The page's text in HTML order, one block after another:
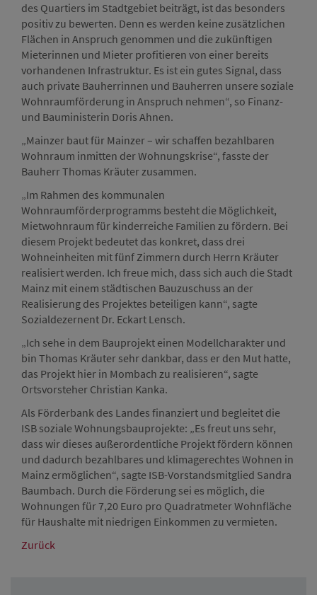
des Quartiers im Stadtgebiet beiträgt, ist das besonders
positiv zu bewerten. Denn es werden keine zusätzlichen
Flächen in Anspruch genommen und die zukünftigen
Mieterinnen und Mieter profitieren von einer bereits
vorhandenen Infrastruktur. Es ist ein gutes Signal, dass
auch private Bauherrinnen und Bauherren unsere soziale
Wohnraumförderung in Anspruch nehmen“, so Finanz-
und Bauministerin Doris Ahnen.
„Mainzer baut für Mainzer – wir schaffen bezahlbaren
Wohnraum inmitten der Wohnungskrise“, fasste der
Bauherr Thomas Kräuter zusammen.
„Im Rahmen des kommunalen
Wohnraumförderprogramms besteht die Möglichkeit,
Mietwohnraum für kinderreiche Familien zu fördern. Bei
diesem Projekt bedeutet das konkret, dass drei
Wohneinheiten mit fünf Zimmern durch Herrn Kräuter
realisiert werden. Ich freue mich, dass sich auch die Stadt
Mainz mit einem städtischen Bauzuschuss an der
Realisierung des Projektes beteiligen kann“, sagte
Sozialdezernent Dr. Eckart Lensch.
„Ich sehe in dem Bauprojekt einen Modellcharakter und
bin Thomas Kräuter sehr dankbar, dass er den Mut hatte,
das Projekt hier in Mombach zu realisieren“, sagte
Ortsvorsteher Christian Kanka.
Als Förderbank des Landes finanziert und begleitet die
ISB soziale Wohnungsbauprojekte: „Es freut uns sehr,
dass wir dieses außerordentliche Projekt fördern können
und dadurch bezahlbares und klimagerechtes Wohnen in
Mainz ermöglichen“, sagte ISB-Vorstandsmitglied Sandra
Baumbach. Durch die Förderung sei es möglich, die
Wohnungen für 7,20 Euro pro Quadratmeter Wohnfläche
für Haushalte mit niedrigen Einkommen zu vermieten.
Zurück